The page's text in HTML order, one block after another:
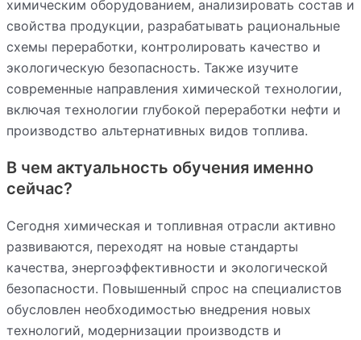
химическим оборудованием, анализировать состав и
свойства продукции, разрабатывать рациональные
схемы переработки, контролировать качество и
экологическую безопасность. Также изучите
современные направления химической технологии,
включая технологии глубокой переработки нефти и
производство альтернативных видов топлива.
В чем актуальность обучения именно
сейчас?
Сегодня химическая и топливная отрасли активно
развиваются, переходят на новые стандарты
качества, энергоэффективности и экологической
безопасности. Повышенный спрос на специалистов
обусловлен необходимостью внедрения новых
технологий, модернизации производств и